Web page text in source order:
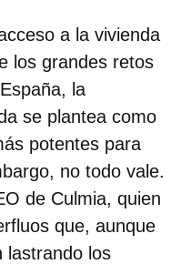
a la vivienda
los grandes retos
la
se plantea como
potentes para
no todo vale.
de Culmia, quien
que, aunque
lastrando los